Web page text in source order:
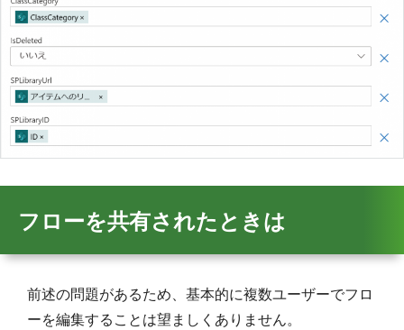
フローを共有されたときは
前述の問題があるため、基本的に複数ユーザーでフロ
ーを編集することは望ましくありません。